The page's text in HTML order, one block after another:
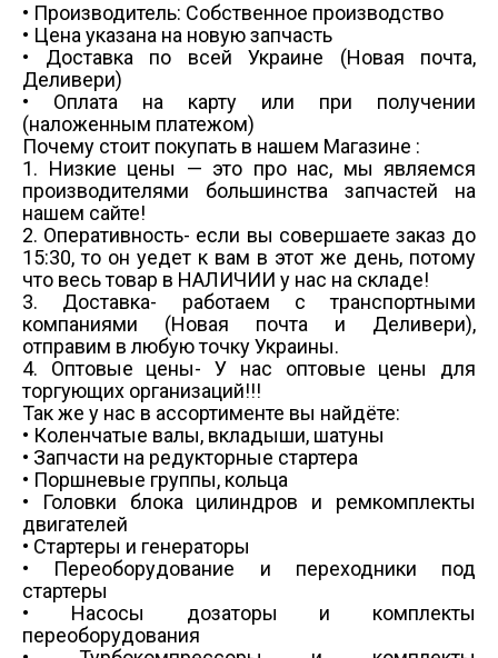
• Производитель: Собственное производство
• Цена указана на новую запчасть
• Доставка по всей Украине (Новая почта,
Деливери)
• Оплата на карту или при получении
(наложенным платежом)
Почему стоит покупать в нашем Магазине :
1. Низкие цены — это про нас, мы являемся
производителями большинства запчастей на
нашем сайте!
2. Оперативность- если вы совершаете заказ до
15:30, то он уедет к вам в этот же день, потому
что весь товар в НАЛИЧИИ у нас на складе!
3. Доставка- работаем с транспортными
компаниями (Новая почта и Деливери),
отправим в любую точку Украины.
4. Оптовые цены- У нас оптовые цены для
торгующих организаций!!!
Так же у нас в ассортименте вы найдёте:
• Коленчатые валы, вкладыши, шатуны
• Запчасти на редукторные стартера
• Поршневые группы, кольца
• Головки блока цилиндров и ремкомплекты
двигателей
• Стартеры и генераторы
• Переоборудование и переходники под
стартеры
• Насосы дозаторы и комплекты
переоборудования